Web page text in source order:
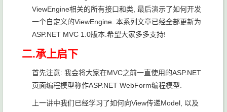
ViewEngine相关的所有接口和类, 最后演示了如何开发
一个自定义的ViewEngine. 本系列文章已经全部更新为
ASP.NET MVC 1.0版本.希望大家多多支持!
二.承上启下
首先注意: 我会将大家在MVC之前一直使用的ASP.NET
页面编程模型称作ASP.NET WebForm编程模型.
上一讲中我们已经学习了如何向View传递Model, 以及